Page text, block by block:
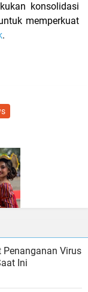
konsolidasi
memperkuat
.
Penanganan Virus
Ini